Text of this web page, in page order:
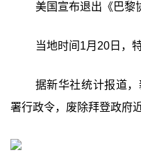
美国宣布退出《巴黎
当地时间1月20日，
据新华社统计报道
署行政令，废除拜登政府